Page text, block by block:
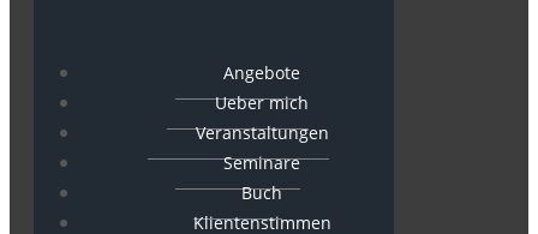
Angebote
Ueber mich
Veranstaltungen
Seminare
Buch
Klientenstimmen